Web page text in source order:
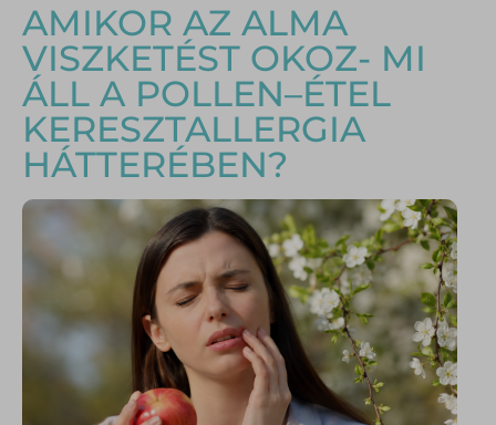
AMIKOR AZ ALMA
VISZKETÉST OKOZ- MI
ÁLL A POLLEN–ÉTEL
KERESZTALLERGIA
HÁTTERÉBEN?